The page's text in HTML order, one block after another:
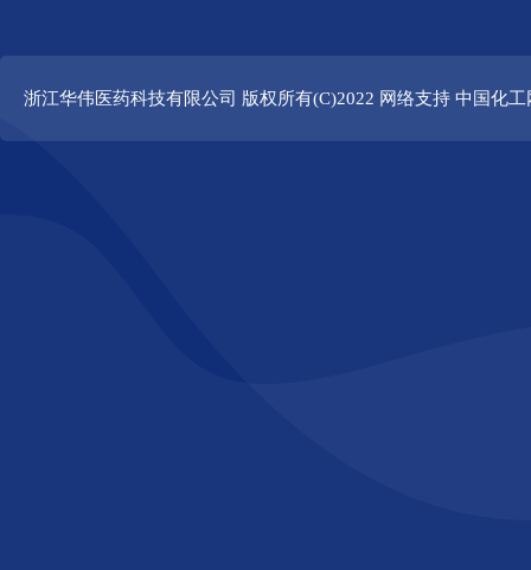
浙江华伟医药科技有限公司 版权所有(C)2022 网络支持 中国化工